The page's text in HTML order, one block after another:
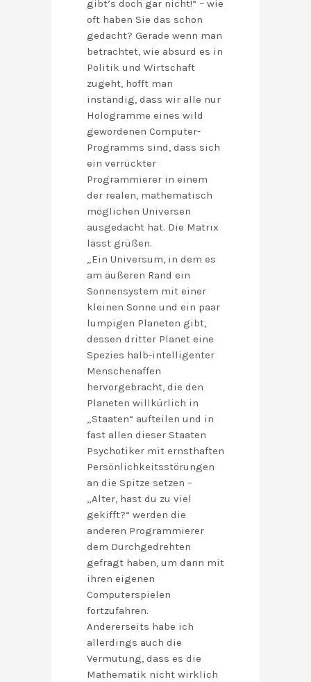
gibt’s doch gar nicht!“ – wie
oft haben Sie das schon
gedacht? Gerade wenn man
betrachtet, wie absurd es in
Politik und Wirtschaft
zugeht, hofft man
inständig, dass wir alle nur
Hologramme eines wild
gewordenen Computer-
Programms sind, dass sich
ein verrückter
Programmierer in einem
der realen, mathematisch
möglichen Universen
ausgedacht hat. Die Matrix
lässt grüßen.
„Ein Universum, in dem es
am äußeren Rand ein
Sonnensystem mit einer
kleinen Sonne und ein paar
lumpigen Planeten gibt,
dessen dritter Planet eine
Spezies halb-intelligenter
Menschenaffen
hervorgebracht, die den
Planeten willkürlich in
„Staaten“ aufteilen und in
fast allen dieser Staaten
Psychotiker mit ernsthaften
Persönlichkeitsstörungen
an die Spitze setzen –
„Alter, hast du zu viel
gekifft?“ werden die
anderen Programmierer
dem Durchgedrehten
gefragt haben, um dann mit
ihren eigenen
Computerspielen
fortzufahren.
Andererseits habe ich
allerdings auch die
Vermutung, dass es die
Mathematik nicht wirklich